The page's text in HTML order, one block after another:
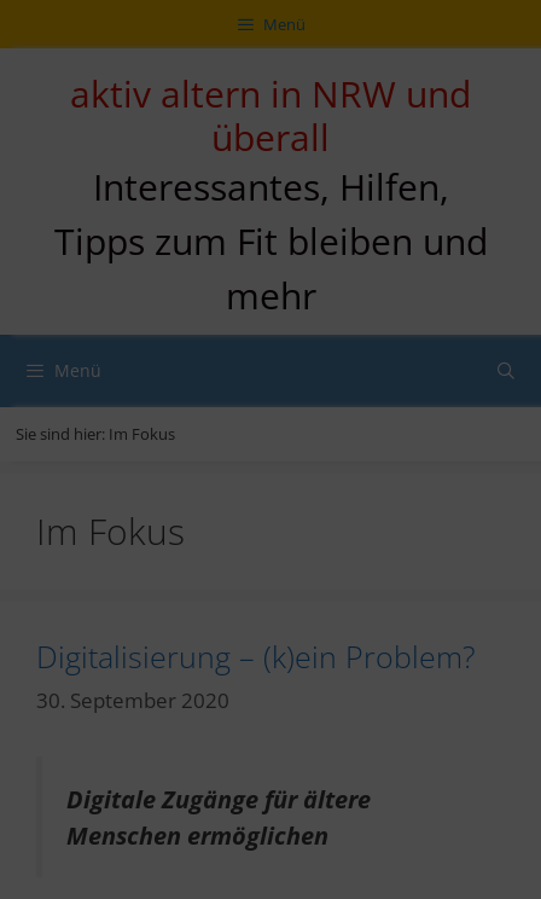
Inhalt
zur
Navigation
Inhalt
Menü
aktiv altern in NRW und
überall
Interessantes, Hilfen,
Tipps zum Fit bleiben und
mehr
Menü
Sie sind hier: Im Fokus
Im Fokus
Digitalisierung – (k)ein Problem?
30. September 2020
Digitale Zugänge für ältere
Menschen ermöglichen